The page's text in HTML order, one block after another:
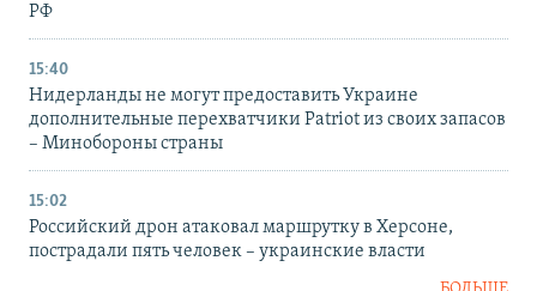
РФ
15:40
Нидерланды не могут предоставить Украине
дополнительные перехватчики Patriot из своих запасов
– Минобороны страны
15:02
Российский дрон атаковал маршрутку в Херсоне,
пострадали пять человек – украинские власти